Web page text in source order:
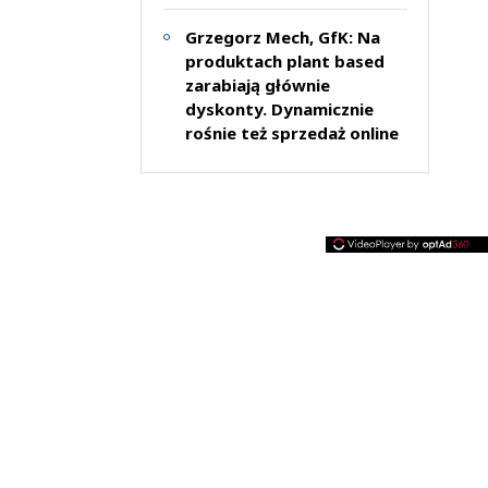
Grzegorz Mech, GfK: Na
produktach plant based
zarabiają głównie
dyskonty. Dynamicznie
rośnie też sprzedaż online